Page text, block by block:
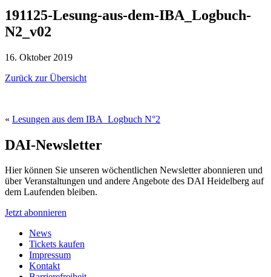
191125-Lesung-aus-dem-IBA_Logbuch-
N2_v02
16. Oktober 2019
Zurück zur Übersicht
« Lesungen aus dem IBA_Logbuch N°2
DAI-Newsletter
Hier können Sie unseren wöchentlichen Newsletter abonnieren und
über Veranstaltungen und andere Angebote des DAI Heidelberg auf
dem Laufenden bleiben.
Jetzt abonnieren
News
Tickets kaufen
Impressum
Kontakt